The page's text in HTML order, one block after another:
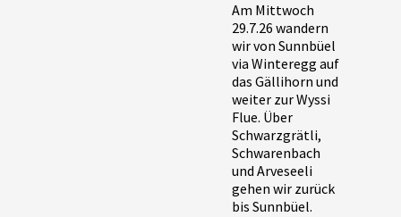
Am Mittwoch
29.7.26 wandern
wir von Sunnbüel
via Winteregg auf
das Gällihorn und
weiter zur Wyssi
Flue. Über
Schwarzgrätli,
Schwarenbach
und Arveseeli
gehen wir zurück
bis Sunnbüel.